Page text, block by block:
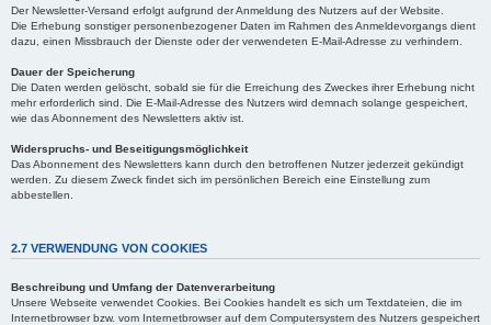
Der Newsletter-Versand erfolgt aufgrund der Anmeldung des Nutzers auf der Website.
Die Erhebung sonstiger personenbezogener Daten im Rahmen des Anmeldevorgangs dient
dazu, einen Missbrauch der Dienste oder der verwendeten E-Mail-Adresse zu verhindern.
Dauer der Speicherung
Die Daten werden gelöscht, sobald sie für die Erreichung des Zweckes ihrer Erhebung nicht
mehr erforderlich sind. Die E-Mail-Adresse des Nutzers wird demnach solange gespeichert,
wie das Abonnement des Newsletters aktiv ist.
Widerspruchs- und Beseitigungsmöglichkeit
Das Abonnement des Newsletters kann durch den betroffenen Nutzer jederzeit gekündigt
werden. Zu diesem Zweck findet sich im persönlichen Bereich eine Einstellung zum
abbestellen.
2.7 VERWENDUNG VON COOKIES
Beschreibung und Umfang der Datenverarbeitung
Unsere Webseite verwendet Cookies. Bei Cookies handelt es sich um Textdateien, die im
Internetbrowser bzw. vom Internetbrowser auf dem Computersystem des Nutzers gespeichert